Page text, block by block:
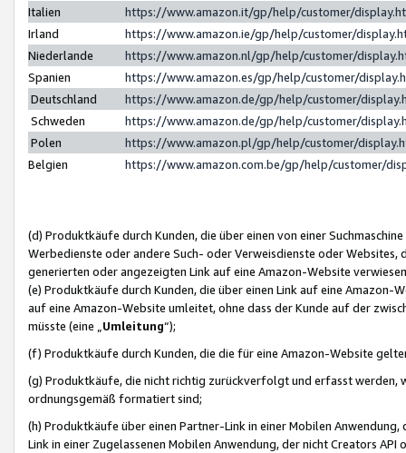
Italien
https://www.amazon.it/gp/help/customer/
Irland
https://www.amazon.ie/gp/help/customer/
Niederlande
https://www.amazon.nl/gp/help/customer/
Spanien
https://www.amazon.es/gp/help/customer/
Deutschland
https://www.amazon.de/gp/help/customer/
Schweden
https://www.amazon.de/gp/help/customer/
Polen
https://www.amazon.pl/gp/help/customer/
Belgien
https://www.amazon.com.be/gp/help/customer/
(d) Produktkäufe durch Kunden, die über einen von einer
Werbedienste oder andere Such- oder Verweisdienste oder Websites,
generierten oder angezeigten Link auf eine Amazon-Website
(e) Produktkäufe durch Kunden, die über einen Link auf eine
auf eine Amazon-Website umleitet, ohne dass der Kunde auf der
müsste (eine „ Umleitung“);
(f) Produktkäufe durch Kunden, die die für eine Amazon-Website
(g) Produktkäufe, die nicht richtig zurückverfolgt und erfasst werden,
ordnungsgemäß formatiert sind;
(h) Produktkäufe über einen Partner-Link in einer Mobilen
Link in einer Zugelassenen Mobilen Anwendung, der nicht Creators